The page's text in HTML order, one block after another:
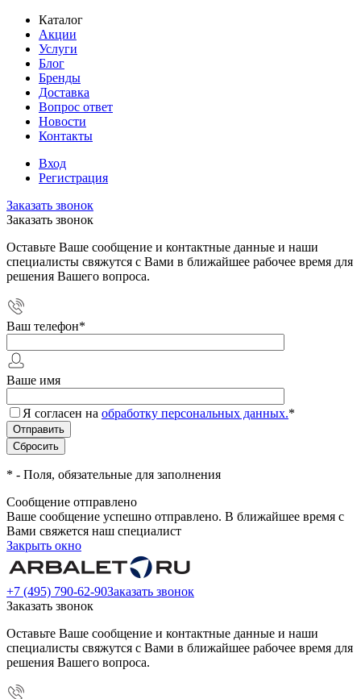
Каталог
Акции
Услуги
Блог
Бренды
Доставка
Вопрос ответ
Новости
Контакты
Вход
Регистрация
Заказать звонок
Заказать звонок
Оставьте Ваше сообщение и контактные данные и наши
специалисты свяжутся с Вами в ближайшее рабочее время для
решения Вашего вопроса.
Ваш телефон*
Ваше имя
Я согласен на обработку персональных данных.*
* - Поля, обязательные для заполнения
Сообщение отправлено
Ваше сообщение успешно отправлено. В ближайшее время с
Вами свяжется наш специалист
Закрыть окно
+7 (495) 790-62-90Заказать звонок
Заказать звонок
Оставьте Ваше сообщение и контактные данные и наши
специалисты свяжутся с Вами в ближайшее рабочее время для
решения Вашего вопроса.